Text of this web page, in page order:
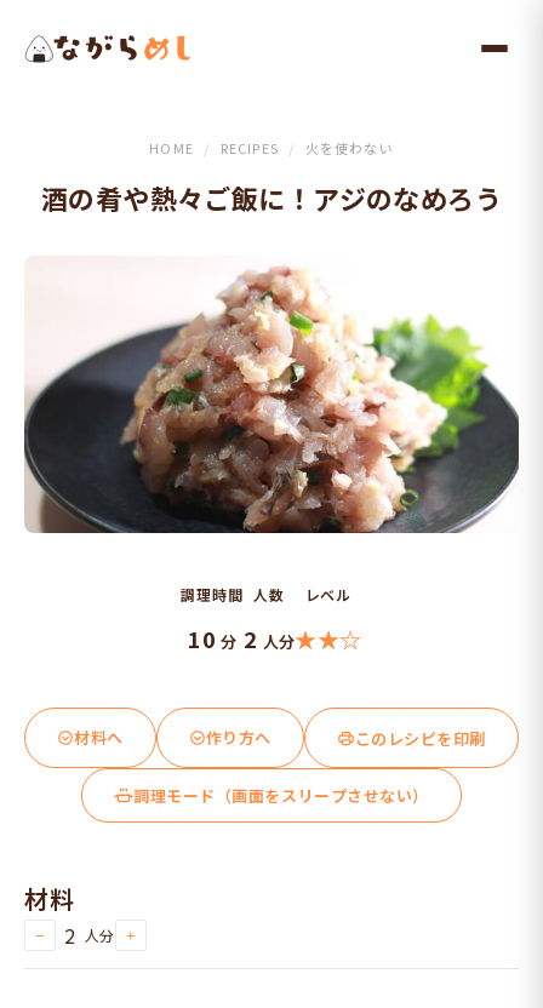
HOME / RECIPES / 火を使わない
酒の肴や熱々ご飯に！アジのなめろう
調理時間
10 分
人数
2 人分
レベル
★★☆
材料へ 作り方へ このレシピを印刷
調理モード（画面をスリープさせない）
材料
− 2 人分 +